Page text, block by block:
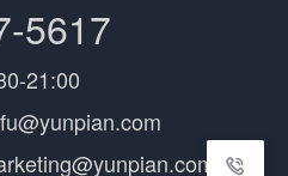
5617
21:00